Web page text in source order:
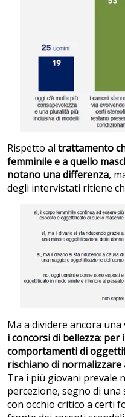
Rispetto al trattamento
femminile e a quello
notano una differenza,
degli intervistati ritiene
Ma a dividere ancora
i concorsi di bellezza: per
comportamenti di
rischiano di
Tra i più giovani prevale
percezione, segno di
con occhio critico a certi